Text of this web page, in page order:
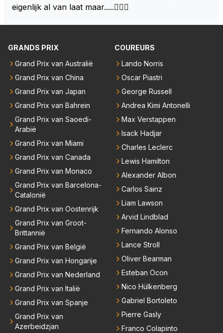
niks is en aanmodderen word dan zou hij zomaar vo
or zijn gezin en eigen team kunnen kiezen.
lees werk
eigenlijk al van laat maar.....🤦🏻‍♂️
GRANDS PRIX
Grand Prix van Australië
Grand Prix van China
Grand Prix van Japan
Grand Prix van Bahrein
Grand Prix van Saoedi-
Arabië
Grand Prix van Miami
Grand Prix van Canada
Grand Prix van Monaco
Grand Prix van Barcelona-
Catalonië
Grand Prix van Oostenrijk
Grand Prix van Groot-
Brittannië
Grand Prix van België
Grand Prix van Hongarije
Grand Prix van Nederland
Grand Prix van Italië
Grand Prix van Spanje
Grand Prix van
Azerbeidzjan
COUREURS
Lando Norris
Oscar Piastri
George Russell
Andrea Kimi Antonelli
Max Verstappen
Isack Hadjar
Charles Leclerc
Lewis Hamilton
Alexander Albon
Carlos Sainz
Liam Lawson
Arvid Lindblad
Fernando Alonso
Lance Stroll
Oliver Bearman
Esteban Ocon
Nico Hülkenberg
Gabriel Bortoleto
Pierre Gasly
Franco Colapinto